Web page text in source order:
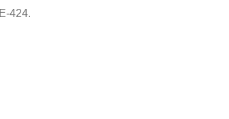
424.
en el ordenador para grabación y